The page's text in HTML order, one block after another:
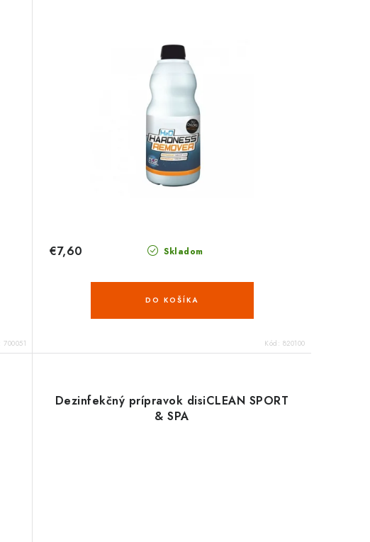
700051
Skladom
€7,60
DO KOŠÍKA
Kód: 820100
Dezinfekčný prípravok disiCLEAN SPORT
& SPA